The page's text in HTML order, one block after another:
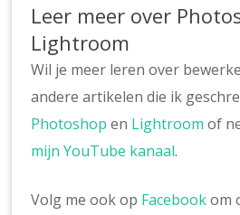
Leer meer over
Lightroom
Wil je meer leren over
andere artikelen die ik
Photoshop en Lightroom of
mijn YouTube kanaal.
Volg me ook op Facebookom